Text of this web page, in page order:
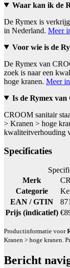
Waar kan ik de
De Rymex is
in Nederland. Meer
Voor wie is de
De Rymex van
zoek is naar een
hoge kranen. Meer
Is de Rymex van
CROOM sanitair
> Kranen > hoge
kwaliteitverhouding
Specificaties
Merk
Categorie
EAN / GTIN
Prijs (indicatief)
Productinformatie voor
Kranen > hoge kranen.
Bericht